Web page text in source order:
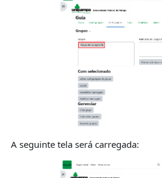
A seguinte tela será carregada: